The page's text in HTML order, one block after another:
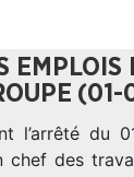
l’arrêté du
chef des